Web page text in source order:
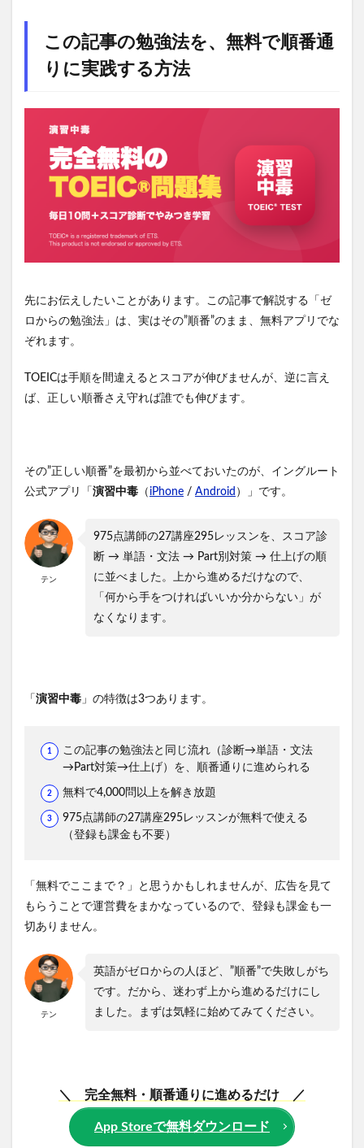
この記事の勉強法を、無料で順番通
りに実践する方法
先にお伝えしたいことがあります。この記事で解説する「ゼ
ロからの勉強法」は、実はその”順番”のまま、無料アプリでな
ぞれます。
TOEICは手順を間違えるとスコアが伸びませんが、逆に言え
ば、正しい順番さえ守れば誰でも伸びます。
その”正しい順番”を最初から並べておいたのが、イングルート
公式アプリ「 演習中毒 （iPhone / Android ）」です。
テン
975点講師の27講座295レッスンを、スコア診
断 → 単語・文法 → Part別対策 → 仕上げの順
に並べました。上から進めるだけなので、
「何から手をつければいいか分からない」が
なくなります。
「 演習中毒 」の特徴は3つあります。
この記事の勉強法と同じ流れ（診断→単語・文法
→Part対策→仕上げ）を、順番通りに進められる
無料で4,000問以上を解き放題
975点講師の27講座295レッスンが無料で使える
（登録も課金も不要）
「無料でここまで？」と思うかもしれませんが、広告を見て
もらうことで運営費をまかなっているので、登録も課金も一
切ありません。
テン
英語がゼロからの人ほど、”順番”で失敗しがち
です。だから、迷わず上から進めるだけにし
ました。まずは気軽に始めてみてください。
＼ 完全無料・順番通りに進めるだけ ／
App Storeで無料ダウンロード